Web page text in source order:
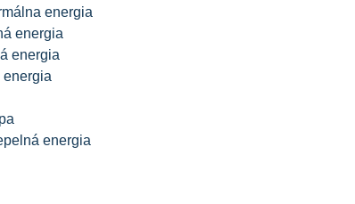
energia
energia
energia
energia
energia